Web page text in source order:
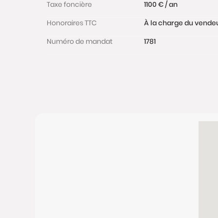
Taxe foncière
1100 € / an
Honoraires TTC
À la charge du
Numéro de mandat
1781